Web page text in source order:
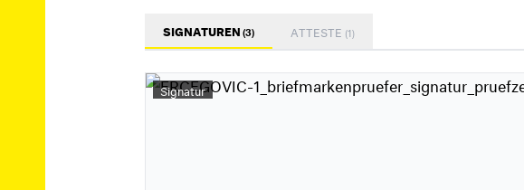
SIGNATUREN(3) ATTESTE (1)
Signatur